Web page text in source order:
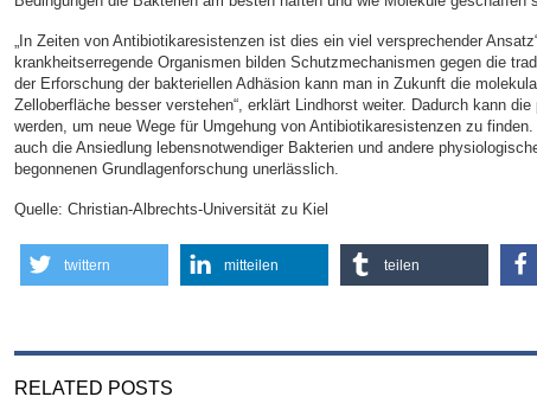
„In Zeiten von Antibiotikaresistenzen ist dies ein viel versprechender
krankheitserregende Organismen bilden Schutzmechanismen gegen die
der Erforschung der bakteriellen Adhäsion kann man in Zukunft die
Zelloberfläche besser verstehen“, erklärt Lindhorst weiter. Dadurch kann
werden, um neue Wege für Umgehung von Antibiotikaresistenzen zu
auch die Ansiedlung lebensnotwendiger Bakterien und andere
begonnenen Grundlagenforschung unerlässlich.
Quelle: Christian-Albrechts-Universität zu Kiel
twittern mitteilen teilen
RELATED POSTS